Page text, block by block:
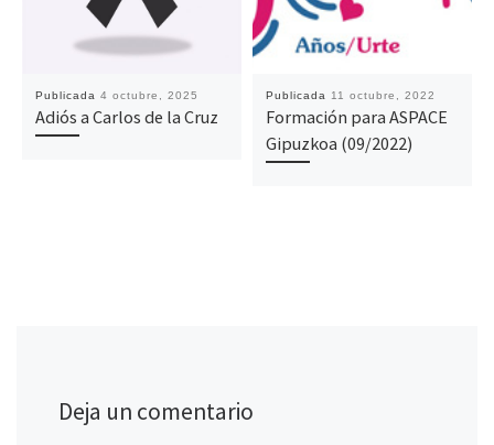
Publicada 4 octubre, 2025
Adiós a Carlos de la Cruz
Publicada 11 octubre, 2022
Formación para ASPACE
Gipuzkoa (09/2022)
Deja un comentario